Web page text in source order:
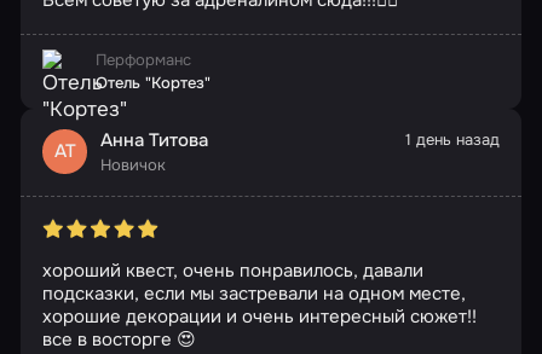
Перформанс
Отель "Кортез"
АТ Анна Титова
Новичок
1 день назад
хороший квест, очень понравилось, давали
подсказки, если мы застревали на одном месте,
хорошие декорации и очень интересный сюжет!!
все в восторге 😍